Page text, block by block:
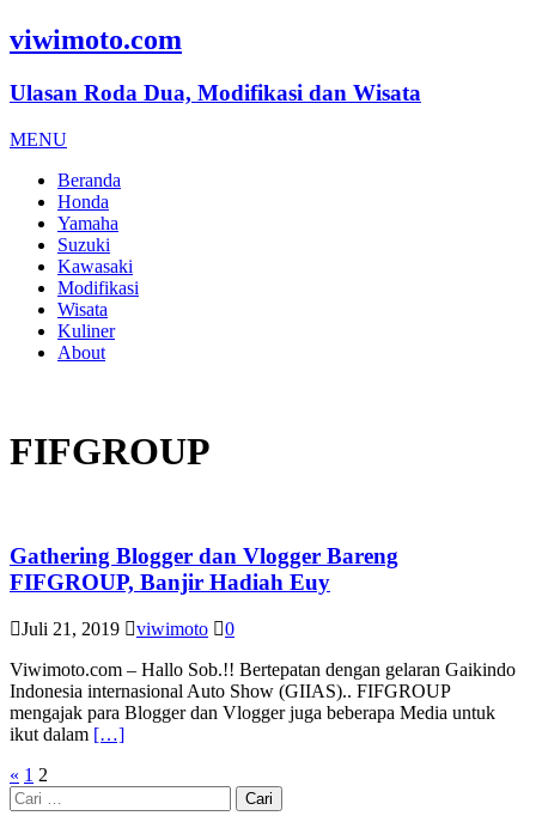
viwimoto.com
Ulasan Roda Dua, Modifikasi dan Wisata
MENU
Beranda
Honda
Yamaha
Suzuki
Kawasaki
Modifikasi
Wisata
Kuliner
About
FIFGROUP
Gathering Blogger dan Vlogger Bareng
FIFGROUP, Banjir Hadiah Euy
Juli 21, 2019 viwimoto
0
Viwimoto.com – Hallo Sob.!! Bertepatan dengan gelaran Gaikindo
Indonesia internasional Auto Show (GIIAS).. FIFGROUP
mengajak para Blogger dan Vlogger juga beberapa Media untuk
ikut dalam […]
Navigasi
pos
« 1 2
Cari
untuk: